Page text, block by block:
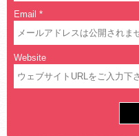
Email *
Website